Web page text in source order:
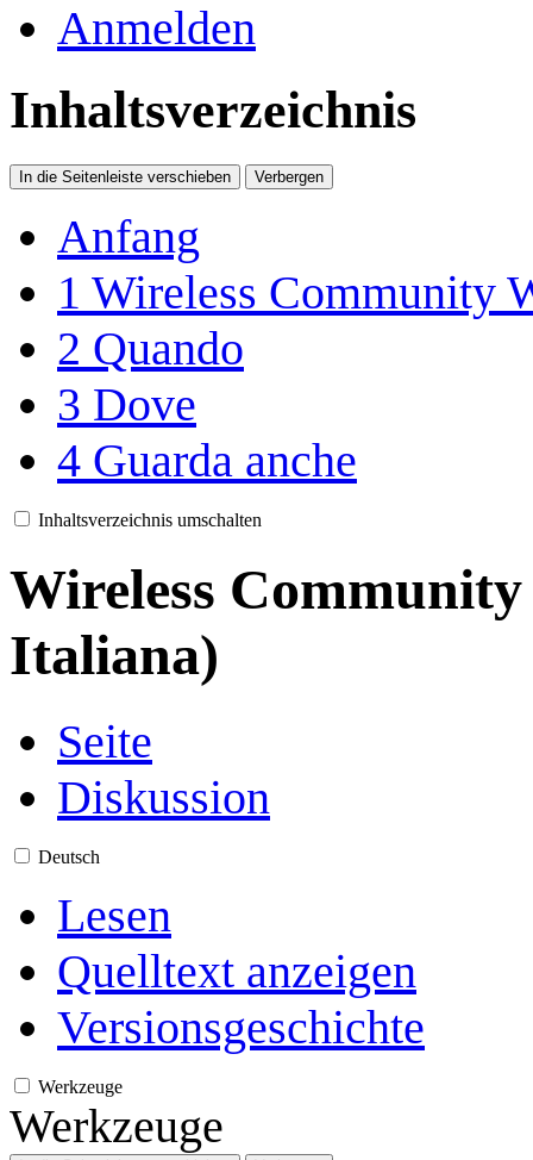
Anmelden
Inhaltsverzeichnis
In die Seitenleiste verschieben Verbergen
Anfang
1 Wireless Community
2 Quando
3 Dove
4 Guarda anche
Inhaltsverzeichnis umschalten
Wireless Community
Italiana)
Seite
Diskussion
Deutsch
Lesen
Quelltext anzeigen
Versionsgeschichte
Werkzeuge
Werkzeuge